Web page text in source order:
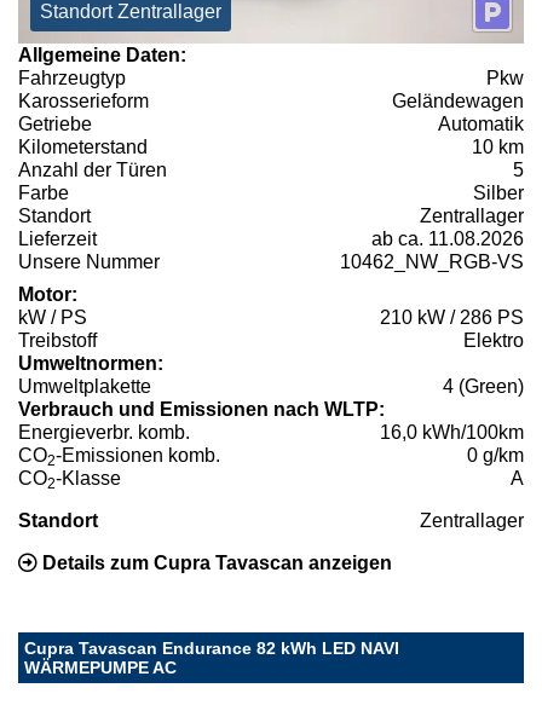
Standort Zentrallager
Allgemeine Daten:
Fahrzeugtyp
Pkw
Karosserieform
Geländewagen
Getriebe
Automatik
Kilometerstand
10 km
Anzahl der Türen
5
Farbe
Silber
Standort
Zentrallager
Lieferzeit
ab ca. 11.08.2026
Unsere Nummer
10462_NW_RGB-VS
Motor:
kW / PS
210 kW / 286 PS
Treibstoff
Elektro
Umweltnormen:
Umweltplakette
4 (Green)
Verbrauch und Emissionen nach WLTP:
Energieverbr. komb.
16,0 kWh/100km
CO2-Emissionen komb.
0 g/km
CO2-Klasse A
Standort Zentrallager
Details zum Cupra Tavascan anzeigen
Cupra Tavascan Endurance 82 kWh LED NAVI
WÄRMEPUMPE AC